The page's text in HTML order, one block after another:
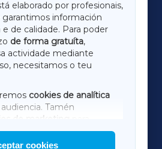
elaborado por profesionais,
información
de calidade. Para poder
de forma gratuíta,
actividade mediante
necesitamos o teu
cookies de analítica
Tamén
de marketing
de terceiros.
cookies
LUGOXA
AMARIÑAXA